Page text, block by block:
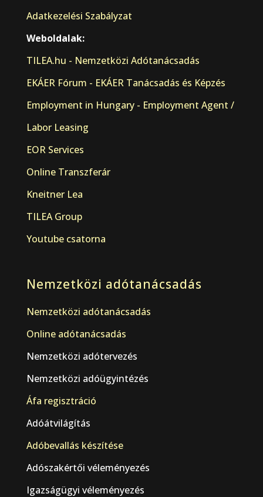
Adatkezelési Szabályzat
Weboldalak:
TILEA.hu - Nemzetközi Adótanácsadás
EKÁER Fórum - EKÁER Tanácsadás és Képzés
Employment in Hungary - Employment Agent /
Labor Leasing
EOR Services
Online Transzferár
Kneitner Lea
TILEA Group
Youtube csatorna
Nemzetközi adótanácsadás
Nemzetközi adótanácsadás
Online adótanácsadás
Nemzetközi adótervezés
Nemzetközi adóügyintézés
Áfa regisztráció
Adóátvilágítás
Adóbevallás készítése
Adószakértői véleményezés
Igazságügyi véleményezés